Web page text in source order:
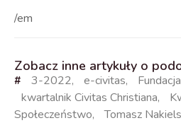
/em
Zobacz inne artykuły o
# 3-2022, e-civitas,
kwartalnik Civitas Christiana,
Społeczeństwo, Tomasz